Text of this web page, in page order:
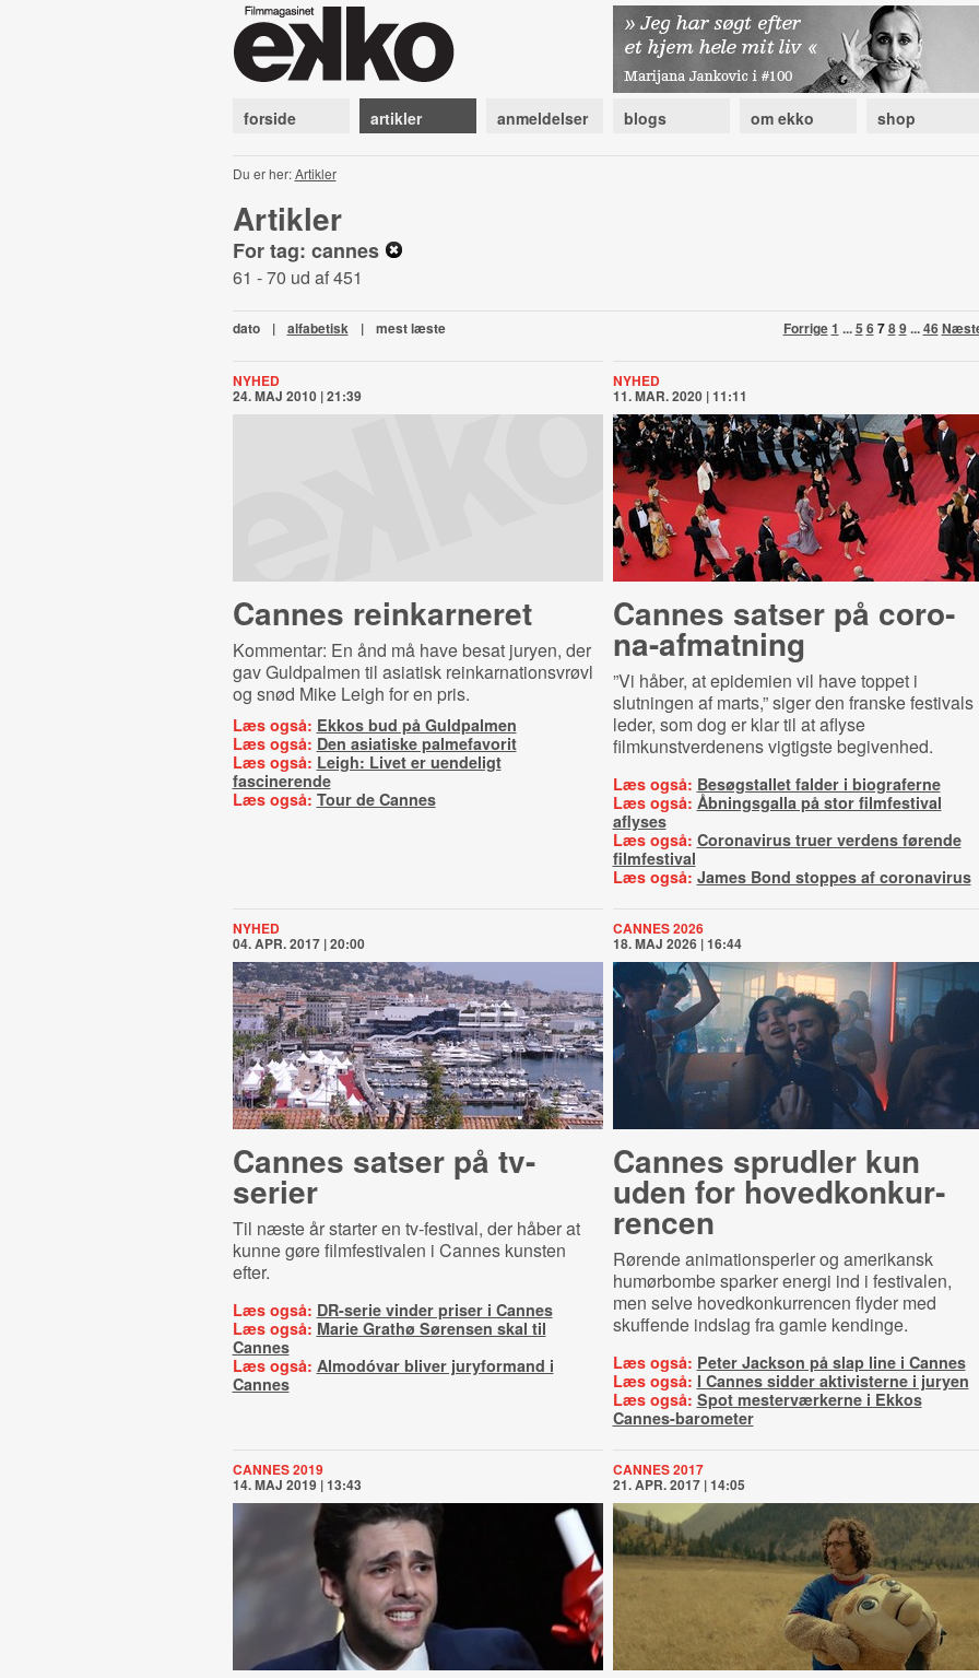
forside artikler anmeldelser blogs om ekko shop
Du er her:Artikler
Artikler
For tag: cannes
61 - 70 ud af 451
Forrige1 ...5 6789...46
dato | alfabetisk | mest læste
NYHED
24. MAJ 2010 | 21:39
Cannes reinkarneret
Kommentar: En ånd må have besat juryen, der
gav Guldpalmen til asiatisk reinkarnationsvrøvl
og snød Mike Leigh for en pris.
Læs også: Ekkos bud på Guldpalmen
Læs også: Den asiatiske palmefavorit
Læs også: Leigh: Livet er uendeligt
fascinerende
Læs også: Tour de Cannes
NYHED
11. MAR. 2020 | 11:11
Cannes satser på cor­o­
na-​af­mat­ning
”Vi håber, at epidemien vil have toppet i
slutningen af marts,” siger den franske festivals
leder, som dog er klar til at aflyse
filmkunstverdenens vigtigste begivenhed.
Læs også: Besøgstallet falder i biograferne
Læs også: Åbningsgalla på stor filmfestival
aflyses
Læs også: Coronavirus truer verdens førende
filmfestival
Læs også: James Bond stoppes af coronavirus
NYHED
04. APR. 2017 | 20:00
Cannes satser på tv-
serier
Til næste år starter en tv-festival, der håber at
kunne gøre filmfestivalen i Cannes kunsten
efter.
Læs også: DR-serie vinder priser i Cannes
Læs også: Marie Grathø Sørensen skal til
Cannes
Læs også: Almodóvar bliver juryformand i
Cannes
CANNES 2026
18. MAJ 2026 | 16:44
Cannes sprudler kun
uden for ho­ved­kon­kur­
ren­cen
Rørende animationsperler og amerikansk
humørbombe sparker energi ind i festivalen,
men selve hovedkonkurrencen flyder med
skuffende indslag fra gamle kendinge.
Læs også: Peter Jackson på slap line i Cannes
Læs også: I Cannes sidder aktivisterne i juryen
Læs også: Spot mesterværkerne i Ekkos
Cannes-barometer
CANNES 2019
14. MAJ 2019 | 13:43
CANNES 2017
21. APR. 2017 | 14:05